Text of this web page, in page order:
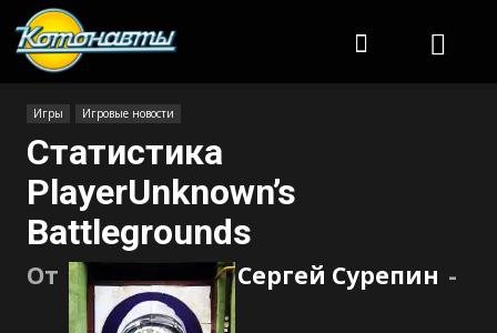
Игры Игровые новости
Статистика
PlayerUnknown’s
Battlegrounds
От Сергей Сурепин -